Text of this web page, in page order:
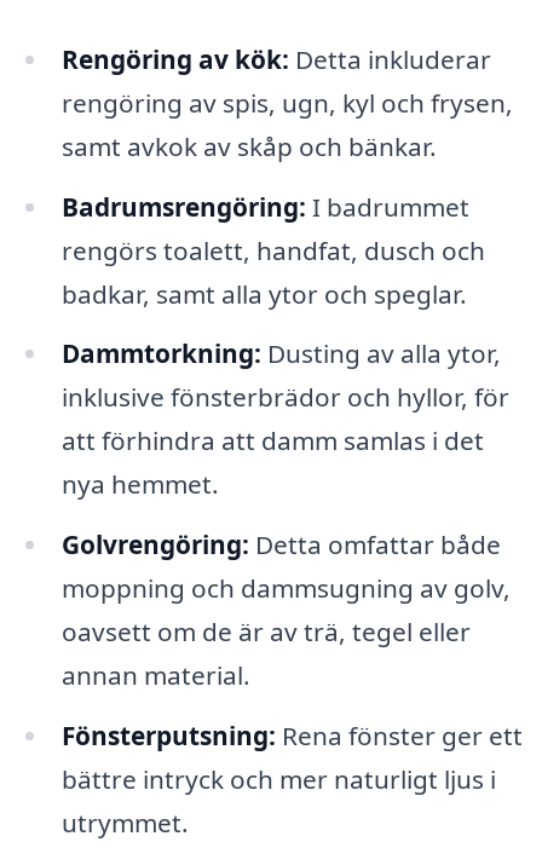
Rengöring av kök: Detta inkluderar
rengöring av spis, ugn, kyl och frysen,
samt avkok av skåp och bänkar.
Badrumsrengöring: I badrummet
rengörs toalett, handfat, dusch och
badkar, samt alla ytor och speglar.
Dammtorkning: Dusting av alla ytor,
inklusive fönsterbrädor och hyllor, för
att förhindra att damm samlas i det
nya hemmet.
Golvrengöring: Detta omfattar både
moppning och dammsugning av golv,
oavsett om de är av trä, tegel eller
annan material.
Fönsterputsning: Rena fönster ger ett
bättre intryck och mer naturligt ljus i
utrymmet.